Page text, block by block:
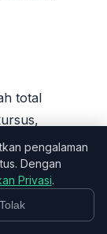
total
bulan
angka
rencana
pengalaman
Dengan
Privasi.
Tolak